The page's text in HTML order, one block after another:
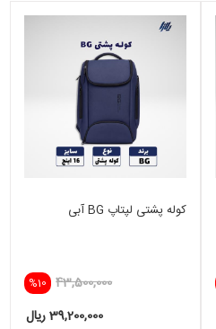
کوله پشتی لپتاپ BG آبی
%10 43,500,000
39,200,000 ریال